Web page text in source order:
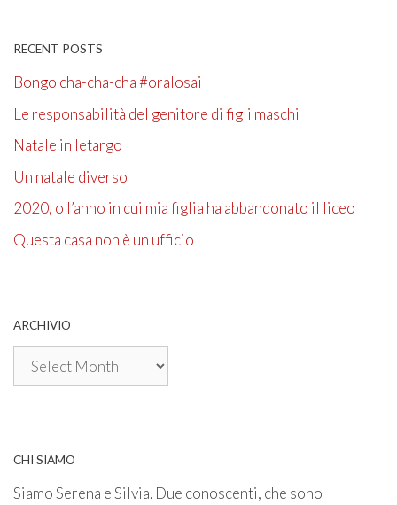
RECENT POSTS
Bongo cha-cha-cha #oralosai
Le responsabilità del genitore di figli maschi
Natale in letargo
Un natale diverso
2020, o l’anno in cui mia figlia ha abbandonato il liceo
Questa casa non è un ufficio
ARCHIVIO
Archivio
CHI SIAMO
Siamo Serena e Silvia. Due conoscenti, che sono